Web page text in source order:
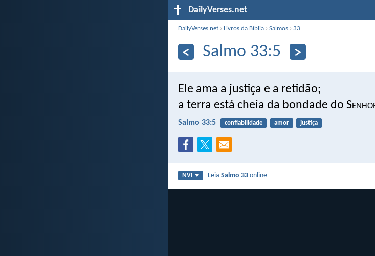
DailyVerses.net
DailyVerses.net ›Livros da Bíblia ›Salmos ›33
Salmo 33:5
Ele ama a justiça e a retidão;
a terra está cheia da bondade do S
Salmo 33:5 confiabilidade amor justiça
NVI LeiaSalmo 33 online